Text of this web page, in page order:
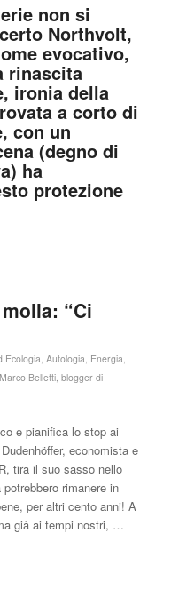
non si
Northvolt,
evocativo,
rinascita
ironia della
a corto di
con un
(degno di
ha
protezione
“Ci
Ecologia, Autologia, Energia,
Marco Belletti, blogger di
e pianifica lo stop ai
economista e
tira il suo sasso nello
rimanere in
per altri cento anni! A
già ai tempi nostri, …